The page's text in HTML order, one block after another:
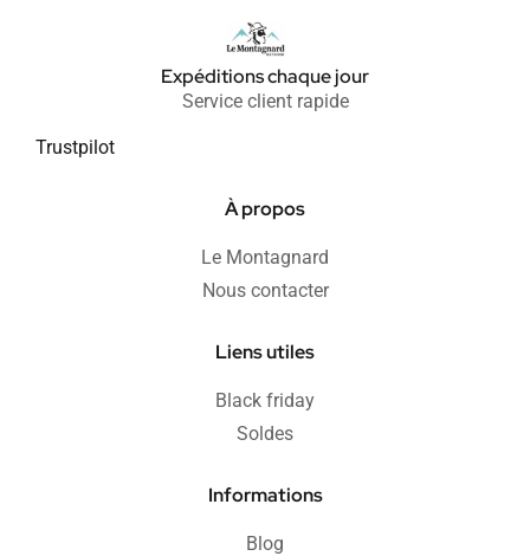
Expéditions chaque jour
Service client rapide
Trustpilot
À propos
Le Montagnard
Nous contacter
Liens utiles
Black friday
Soldes
Informations
Blog